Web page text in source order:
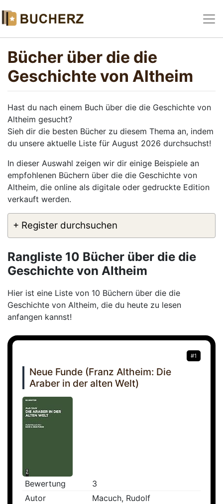
Bücher über die die
Geschichte von Altheim
Hast du nach einem Buch über die die Geschichte von
Altheim gesucht?
Sieh dir die besten Bücher zu diesem Thema an, indem
du unsere aktuelle Liste für August 2026 durchsuchst!
In dieser Auswahl zeigen wir dir einige Beispiele an
empfohlenen Büchern über die die Geschichte von
Altheim, die online als digitale oder gedruckte Edition
verkauft werden.
+ Register durchsuchen
Rangliste 10 Bücher über die die
Geschichte von Altheim
Hier ist eine Liste von 10 Büchern über die die
Geschichte von Altheim, die du heute zu lesen
anfangen kannst!
#1
Neue Funde (Franz Altheim: Die
Araber in der alten Welt)
Bewertung
3
Autor
Macuch, Rudolf